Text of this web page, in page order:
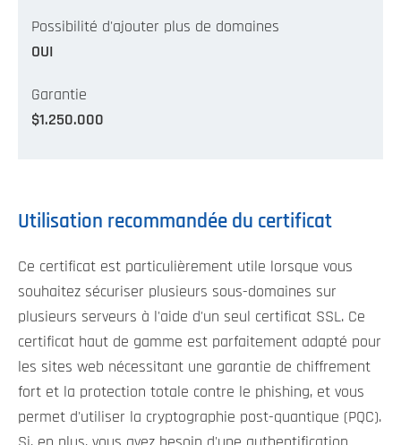
Possibilité d'ajouter plus de domaines
OUI
Garantie
$1.250.000
Utilisation recommandée du certificat
Ce certificat est particulièrement utile lorsque vous
souhaitez sécuriser plusieurs sous-domaines sur
plusieurs serveurs à l'aide d'un seul certificat SSL. Ce
certificat haut de gamme est parfaitement adapté pour
les sites web nécessitant une garantie de chiffrement
fort et la protection totale contre le phishing, et vous
permet d'utiliser la cryptographie post-quantique (PQC).